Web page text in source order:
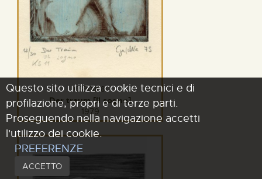
GSB08881
Der traum [Il sogno]
1979
Questo sito utilizza cookie tecnici e di
profilazione, propri e di terze parti.
Proseguendo nella navigazione accetti
l'utilizzo dei cookie.
PREFERENZE
ACCETTO